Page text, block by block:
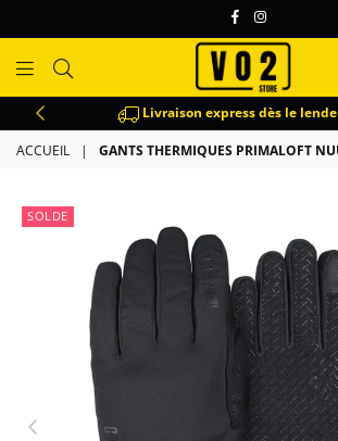
FacebookInstagram
VO2Livraison express dès le
ACCUEIL | GANTS THERMIQUES PRIMALOFT
SOLDE